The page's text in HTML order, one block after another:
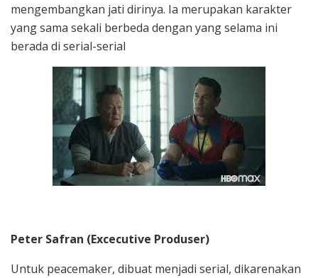
mengembangkan jati dirinya. Ia merupakan karakter
yang sama sekali berbeda dengan yang selama ini
berada di serial-serial
Peter Safran (Excecutive Produser)
Untuk peacemaker, dibuat menjadi serial, dikarenakan